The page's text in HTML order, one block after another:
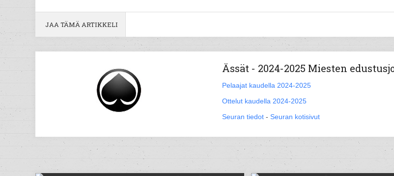
JAA TÄMÄ ARTIKKELI
Ässät - 2024-2025 Miesten
Pelaajat kaudella 2024-2025
Ottelut kaudella 2024-2025
Seuran tiedot - Seuran kotisivut